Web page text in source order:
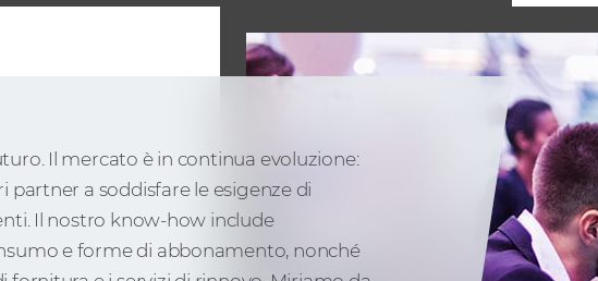
Il mercato è in continua evoluzione:
partner a soddisfare le esigenze di
Il nostro know-how include
e forme di abbonamento, nonché